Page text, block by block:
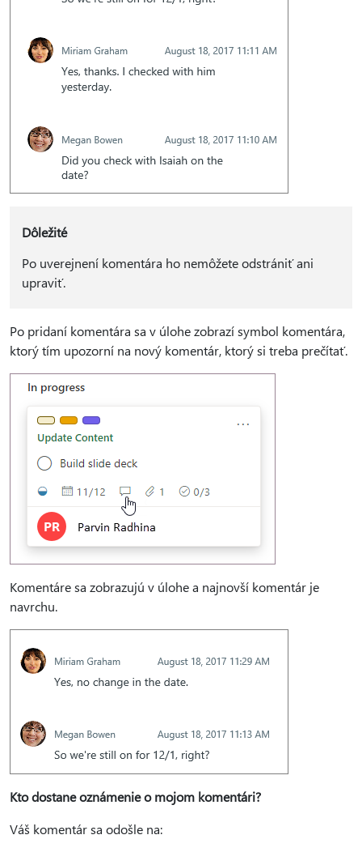
Dôležité
Po uverejnení komentára ho nemôžete odstrániť ani
upraviť.
Po pridaní komentára sa v úlohe zobrazí symbol komentára,
ktorý tím upozorní na nový komentár, ktorý si treba prečítať.
Komentáre sa zobrazujú v úlohe a najnovší komentár je
navrchu.
Kto dostane oznámenie o mojom komentári?
Váš komentár sa odošle na: